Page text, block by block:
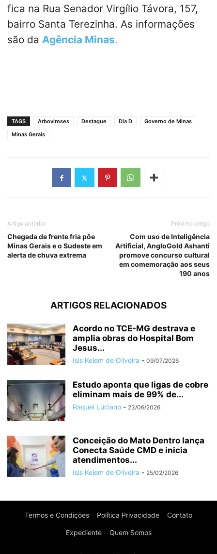
fica na Rua Senador Virgílio Távora, 157,
bairro Santa Terezinha. As informações
são da Agência Minas.
TAGS Arboviroses Destaque Dia D
Governo de Minas
Minas Gerais
Artigo anterior
Chegada de frente fria põe
Minas Gerais e o Sudeste em
alerta de chuva extrema
Próximo artigo
Com uso de Inteligência
Artificial, AngloGold Ashanti
promove concurso cultural
em comemoração aos seus
190 anos
ARTIGOS RELACIONADOS
Acordo no TCE-MG destrava e
amplia obras do Hospital Bom
Jesus...
Isis Kelem de Oliveira - 09/07/2026
Estudo aponta que ligas de cobre
eliminam mais de 99% de...
Raquel Luciano - 23/06/2026
Conceição do Mato Dentro lança
Conecta Saúde CMD e inicia
atendimentos...
Isis Kelem de Oliveira - 25/02/2026
Termos e Condições Política Privacidade Contato
Expediente Quem Somos